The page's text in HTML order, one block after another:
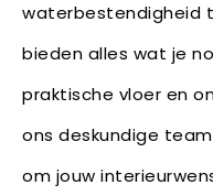
waterbestendigheid
bieden alles wat je
praktische vloer en
ons deskundige
om jouw